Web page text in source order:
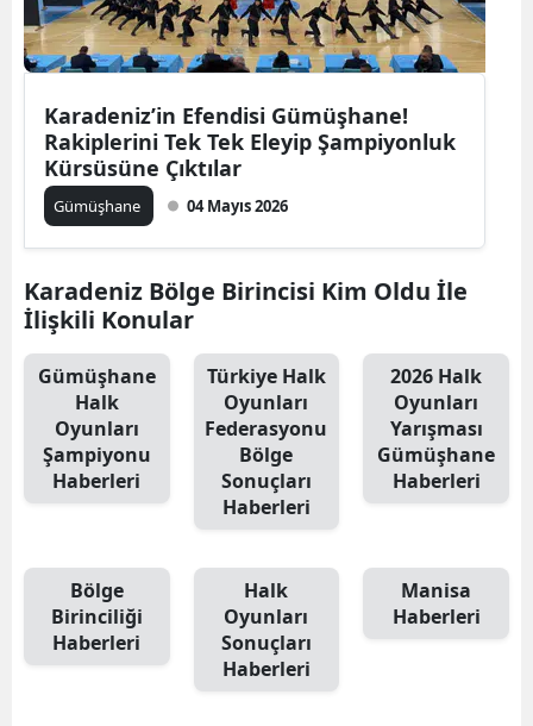
Edirne
Elazığ
Erzincan
Erzurum
Gaziantep
Giresun
Gümüşhane
Hakkari
Hatay
Isparta
İzmir
Kars
Karadeniz’in Efendisi Gümüşhane!
Rakiplerini Tek Tek Eleyip Şampiyonluk
Kürsüsüne Çıktılar
Gümüşhane 04 Mayıs 2026
Karadeniz Bölge Birincisi Kim Oldu İle
İlişkili Konular
Gümüşhane
Halk
Oyunları
Şampiyonu
Haberleri
Türkiye Halk
Oyunları
Federasyonu
Bölge
Sonuçları
Haberleri
2026 Halk
Oyunları
Yarışması
Gümüşhane
Haberleri
Bölge
Birinciliği
Haberleri
Halk
Oyunları
Sonuçları
Haberleri
Manisa
Haberleri